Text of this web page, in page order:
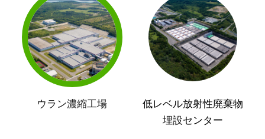
ウラン濃縮工場
低レベル放射性廃棄物
埋設センター